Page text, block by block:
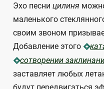
Эхо песни цилиня
маленького
своим звоном
Добавление этого
сотворении
заставляет любых